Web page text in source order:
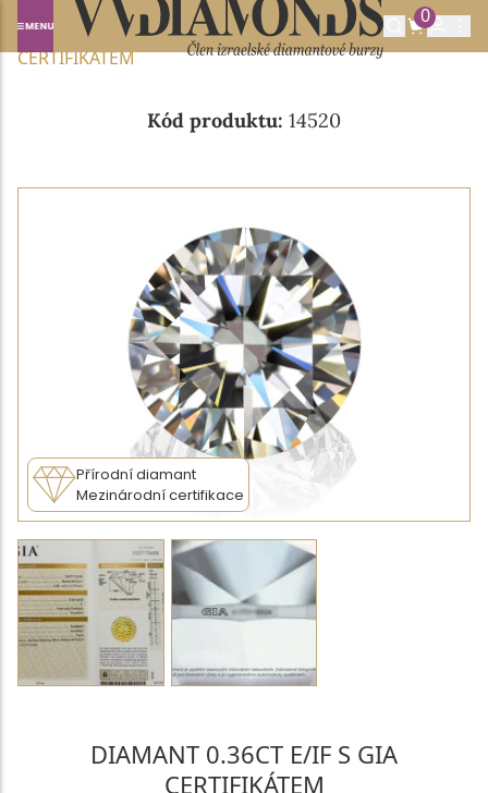
0
Domů NABÍDKA DIAMANTŮ
0.36CT E/IF S GIA
CERTIFIKÁTEM
Kód produktu: 14520
Přírodní diamant
Mezinárodní certifikace
DIAMANT 0.36CT E/IF S GIA
CERTIFIKÁTEM